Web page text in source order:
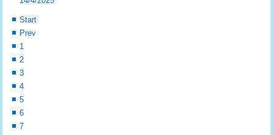
Start
Prev
1
2
3
4
5
6
7